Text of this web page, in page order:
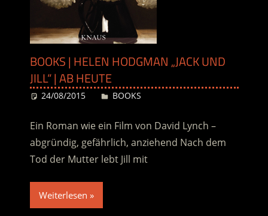
BOOKS | HELEN HODGMAN „JACK UND
JILL“ | AB HEUTE
24/08/2015 Desiree
BOOKS
Ein Roman wie ein Film von David Lynch –
abgründig, gefährlich, anziehend Nach dem
Tod der Mutter lebt Jill mit
Weiterlesen